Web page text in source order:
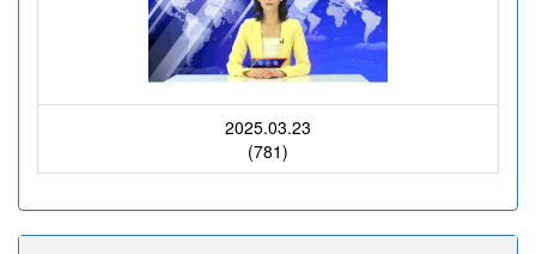
2025.03.23
(781)